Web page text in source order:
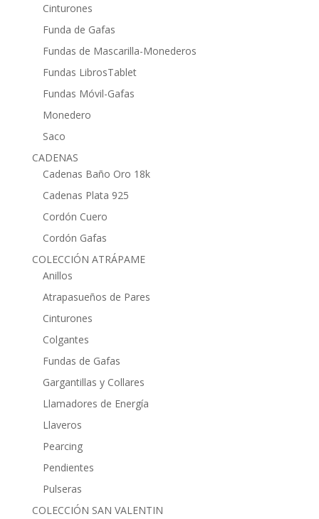
Cinturones
Funda de Gafas
Fundas de Mascarilla-Monederos
Fundas LibrosTablet
Fundas Móvil-Gafas
Monedero
Saco
CADENAS
Cadenas Baño Oro 18k
Cadenas Plata 925
Cordón Cuero
Cordón Gafas
COLECCIÓN ATRÁPAME
Anillos
Atrapasueños de Pares
Cinturones
Colgantes
Fundas de Gafas
Gargantillas y Collares
Llamadores de Energía
Llaveros
Pearcing
Pendientes
Pulseras
COLECCIÓN SAN VALENTIN